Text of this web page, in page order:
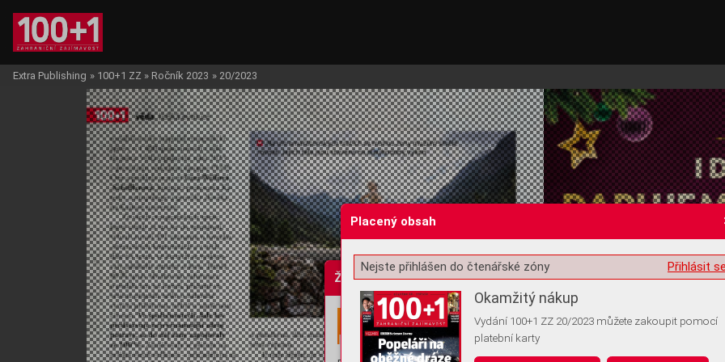
Žádost o souhlas s ukládáním volitelných informací
Extra Publishing » 100+1 ZZ » Ročník 2023 » 20/2023
Placený obsah
Přihlásit
Nejste přihlášen do čtenářské zóny
Okamžitý nákup
Vydání 100+1 ZZ 20/2023 můžete zakoupit pomocí
platební karty